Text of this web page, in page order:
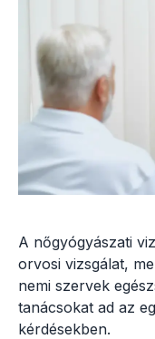
A nőgyógyászati
orvosi vizsgálat,
nemi szervek
tanácsokat ad az
kérdésekben.